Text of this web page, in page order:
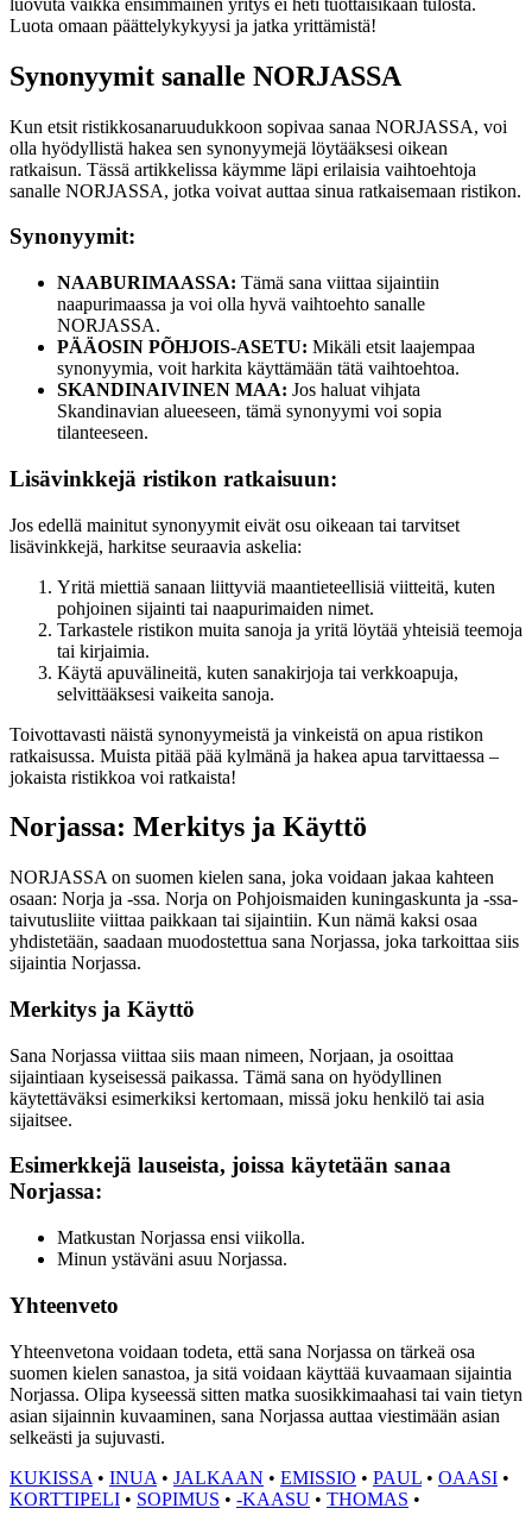
Luota omaan päättelykykyysi ja jatka yrittämistä!
Synonyymit sanalle NORJASSA
Kun etsit ristikkosanaruudukkoon sopivaa sanaa NORJASSA, voi
olla hyödyllistä hakea sen synonyymejä löytääksesi oikean
ratkaisun. Tässä artikkelissa käymme läpi erilaisia vaihtoehtoja
sanalle NORJASSA, jotka voivat auttaa sinua ratkaisemaan ristikon.
Synonyymit:
NAABURIMAASSA: Tämä sana viittaa sijaintiin
naapurimaassa ja voi olla hyvä vaihtoehto sanalle
NORJASSA.
PÄÄOSIN PÕHJOIS-ASETU: Mikäli etsit laajempaa
synonyymia, voit harkita käyttämään tätä vaihtoehtoa.
SKANDINAIVINEN MAA: Jos haluat vihjata
Skandinavian alueeseen, tämä synonyymi voi sopia
tilanteeseen.
Lisävinkkejä ristikon ratkaisuun:
Jos edellä mainitut synonyymit eivät osu oikeaan tai tarvitset
lisävinkkejä, harkitse seuraavia askelia:
Yritä miettiä sanaan liittyviä maantieteellisiä viitteitä, kuten
pohjoinen sijainti tai naapurimaiden nimet.
Tarkastele ristikon muita sanoja ja yritä löytää yhteisiä teemoja
tai kirjaimia.
Käytä apuvälineitä, kuten sanakirjoja tai verkkoapuja,
selvittääksesi vaikeita sanoja.
Toivottavasti näistä synonyymeistä ja vinkeistä on apua ristikon
ratkaisussa. Muista pitää pää kylmänä ja hakea apua tarvittaessa –
jokaista ristikkoa voi ratkaista!
Norjassa: Merkitys ja Käyttö
NORJASSA on suomen kielen sana, joka voidaan jakaa kahteen
osaan: Norja ja -ssa. Norja on Pohjoismaiden kuningaskunta ja -ssa-
taivutusliite viittaa paikkaan tai sijaintiin. Kun nämä kaksi osaa
yhdistetään, saadaan muodostettua sana Norjassa, joka tarkoittaa siis
sijaintia Norjassa.
Merkitys ja Käyttö
Sana Norjassa viittaa siis maan nimeen, Norjaan, ja osoittaa
sijaintiaan kyseisessä paikassa. Tämä sana on hyödyllinen
käytettäväksi esimerkiksi kertomaan, missä joku henkilö tai asia
sijaitsee.
Esimerkkejä lauseista, joissa käytetään sanaa
Norjassa:
Matkustan Norjassa ensi viikolla.
Minun ystäväni asuu Norjassa.
Yhteenveto
Yhteenvetona voidaan todeta, että sana Norjassa on tärkeä osa
suomen kielen sanastoa, ja sitä voidaan käyttää kuvaamaan sijaintia
Norjassa. Olipa kyseessä sitten matka suosikkimaahasi tai vain tietyn
asian sijainnin kuvaaminen, sana Norjassa auttaa viestimään asian
selkeästi ja sujuvasti.
KUKISSA • INUA • JALKAAN • EMISSIO • PAUL • OAASI •
KORTTIPELI • SOPIMUS • -KAASU • THOMAS •